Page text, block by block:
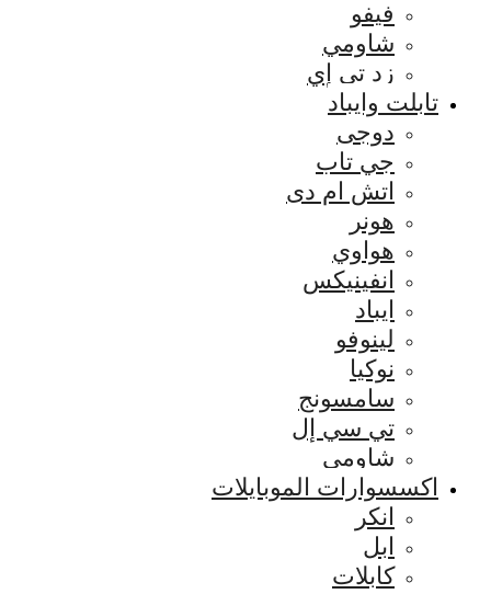
فيفو
شاومي
زد تي إي
تابلت وايباد
دوجى
جي تاب
اتش ام دى
هونر
هواوي
انفينيكس
ايباد
لينوفو
نوكيا
سامسونج
تي سي إل
شاومي
اكسسوارات الموبايلات
انكر
ابل
كابلات